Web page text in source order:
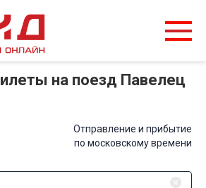
на поезд Павелец
Отправление и прибытие
по московскому времени